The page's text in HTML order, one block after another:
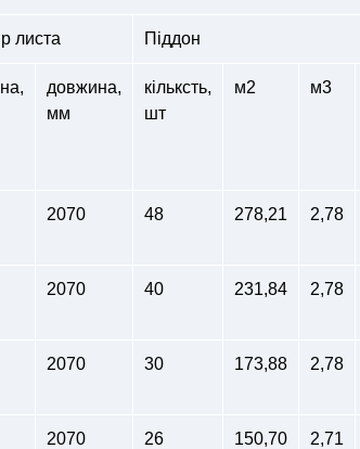
листа Піддон
довжина,
мм
кільксть,
шт
м2 м3
2070 48 278,21 2,78
2070 40 231,84 2,78
2070 30 173,88 2,78
2070 26 150,70 2,71